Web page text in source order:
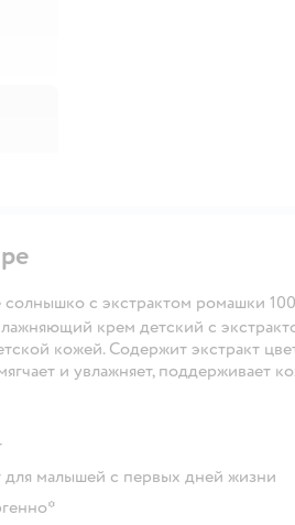
с экстрактом ромашки
крем детский с
кожей. Содержит экстракт
и увлажняет, поддерживает
малышей с первых дней жизни